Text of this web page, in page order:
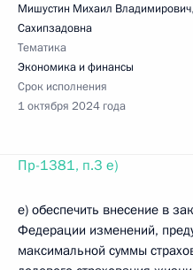
Мишустин Михаил Владимирович,
Сахипзадовна
Тематика
Экономика и финансы
Срок исполнения
1 октября 2024 года
Пр-1381, п.3 е)
е) обеспечить внесение в
Федерации изменений,
максимальной суммы